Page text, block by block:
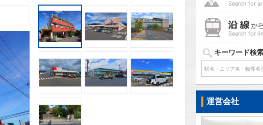
Search for
Search for
キーワード検
運営会社